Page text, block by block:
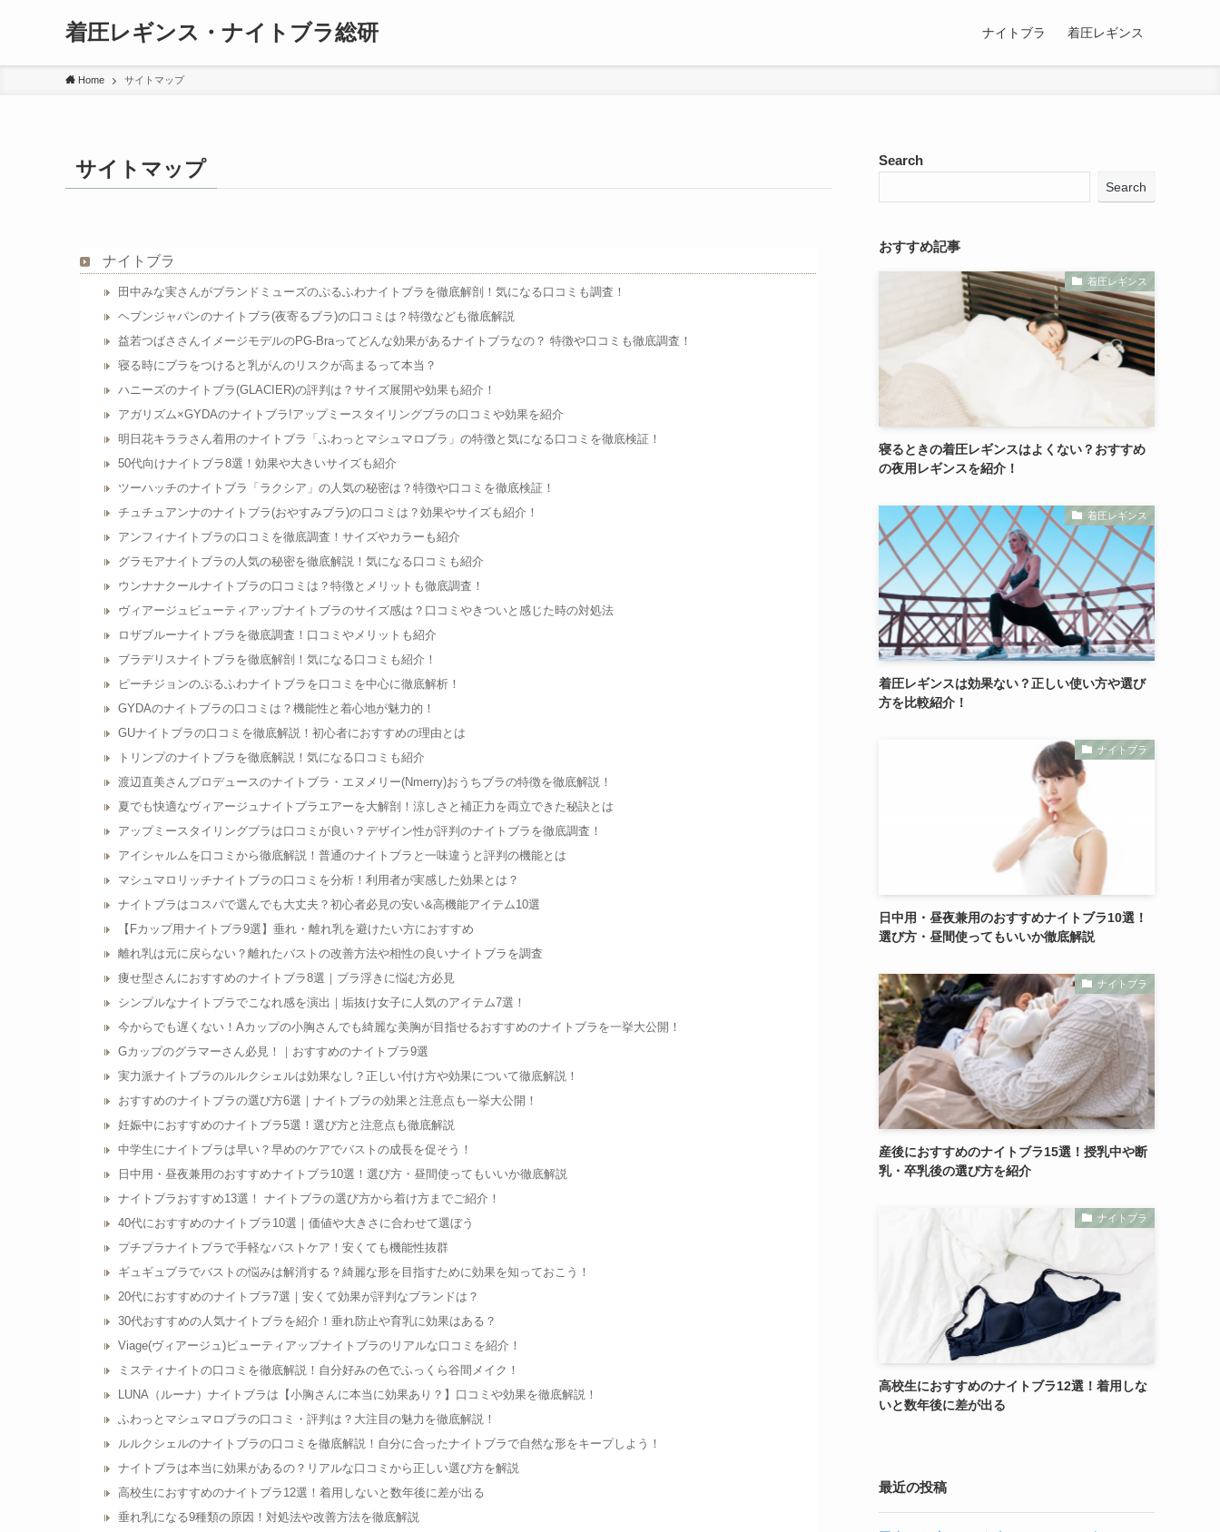
着圧レギンス・ナイトブラ総研 ナイトブラ 着圧レギンス
Home サイトマップ
サイトマップ
ナイトブラ
田中みな実さんがブランドミューズのぷるふわナイトブラを徹底解剖！気になる口コミも調査！
ヘブンジャパンのナイトブラ(夜寄るブラ)の口コミは？特徴なども徹底解説
益若つばささんイメージモデルのPG-Braってどんな効果があるナイトブラなの？ 特徴や口コミも徹底調査！
寝る時にブラをつけると乳がんのリスクが高まるって本当？
ハニーズのナイトブラ(GLACIER)の評判は？サイズ展開や効果も紹介！
アガリズム×GYDAのナイトブラ!アップミースタイリングブラの口コミや効果を紹介
明日花キララさん着用のナイトブラ「ふわっとマシュマロブラ」の特徴と気になる口コミを徹底検証！
50代向けナイトブラ8選！効果や大きいサイズも紹介
ツーハッチのナイトブラ「ラクシア」の人気の秘密は？特徴や口コミを徹底検証！
チュチュアンナのナイトブラ(おやすみブラ)の口コミは？効果やサイズも紹介！
アンフィナイトブラの口コミを徹底調査！サイズやカラーも紹介
グラモアナイトブラの人気の秘密を徹底解説！気になる口コミも紹介
ウンナナクールナイトブラの口コミは？特徴とメリットも徹底調査！
ヴィアージュビューティアップナイトブラのサイズ感は？口コミやきついと感じた時の対処法
ロザブルーナイトブラを徹底調査！口コミやメリットも紹介
ブラデリスナイトブラを徹底解剖！気になる口コミも紹介！
ピーチジョンのぷるふわナイトブラを口コミを中心に徹底解析！
GYDAのナイトブラの口コミは？機能性と着心地が魅力的！
GUナイトブラの口コミを徹底解説！初心者におすすめの理由とは
トリンプのナイトブラを徹底解説！気になる口コミも紹介
渡辺直美さんプロデュースのナイトブラ・エヌメリー(Nmerry)おうちブラの特徴を徹底解説！
夏でも快適なヴィアージュナイトブラエアーを大解剖！涼しさと補正力を両立できた秘訣とは
アップミースタイリングブラは口コミが良い？デザイン性が評判のナイトブラを徹底調査！
アイシャルムを口コミから徹底解説！普通のナイトブラと一味違うと評判の機能とは
マシュマロリッチナイトブラの口コミを分析！利用者が実感した効果とは？
ナイトブラはコスパで選んでも大丈夫？初心者必見の安い&高機能アイテム10選
【Fカップ用ナイトブラ9選】垂れ・離れ乳を避けたい方におすすめ
離れ乳は元に戻らない？離れたバストの改善方法や相性の良いナイトブラを調査
痩せ型さんにおすすめのナイトブラ8選｜ブラ浮きに悩む方必見
シンプルなナイトブラでこなれ感を演出｜垢抜け女子に人気のアイテム7選！
今からでも遅くない！Aカップの小胸さんでも綺麗な美胸が目指せるおすすめのナイトブラを一挙大公開！
Gカップのグラマーさん必見！｜おすすめのナイトブラ9選
実力派ナイトブラのルルクシェルは効果なし？正しい付け方や効果について徹底解説！
おすすめのナイトブラの選び方6選｜ナイトブラの効果と注意点も一挙大公開！
妊娠中におすすめのナイトブラ5選！選び方と注意点も徹底解説
中学生にナイトブラは早い？早めのケアでバストの成長を促そう！
日中用・昼夜兼用のおすすめナイトブラ10選！選び方・昼間使ってもいいか徹底解説
ナイトブラおすすめ13選！ ナイトブラの選び方から着け方までご紹介！
40代におすすめのナイトブラ10選｜価値や大きさに合わせて選ぼう
プチプラナイトブラで手軽なバストケア！安くても機能性抜群
ギュギュブラでバストの悩みは解消する？綺麗な形を目指すために効果を知っておこう！
20代におすすめのナイトブラ7選｜安くて効果が評判なブランドは？
30代おすすめの人気ナイトブラを紹介！垂れ防止や育乳に効果はある？
Viage(ヴィアージュ)ビューティアップナイトブラのリアルな口コミを紹介！
ミスティナイトの口コミを徹底解説！自分好みの色でふっくら谷間メイク！
LUNA（ルーナ）ナイトブラは【小胸さんに本当に効果あり？】口コミや効果を徹底解説！
ふわっとマシュマロブラの口コミ・評判は？大注目の魅力を徹底解説！
ルルクシェルのナイトブラの口コミを徹底解説！自分に合ったナイトブラで自然な形をキープしよう！
ナイトブラは本当に効果があるの？リアルな口コミから正しい選び方を解説
高校生におすすめのナイトブラ12選！着用しないと数年後に差が出る
垂れ乳になる9種類の原因！対処法や改善方法を徹底解説
Search
Search
おすすめ記事
着圧レギンス
寝るときの着圧レギンスはよくない？おすすめ
の夜用レギンスを紹介！
着圧レギンス
着圧レギンスは効果ない？正しい使い方や選び
方を比較紹介！
ナイトブラ
日中用・昼夜兼用のおすすめナイトブラ10選！
選び方・昼間使ってもいいか徹底解説
ナイトブラ
産後におすすめのナイトブラ15選！授乳中や断
乳・卒乳後の選び方を紹介
ナイトブラ
高校生におすすめのナイトブラ12選！着用しな
いと数年後に差が出る
最近の投稿